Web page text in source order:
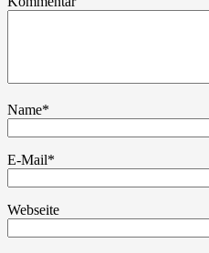
Name*
E-Mail*
Webseite